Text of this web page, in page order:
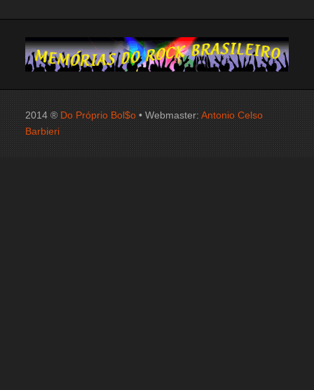
2014 ® Do Próprio Bol$o • Webmaster:Antonio Celso
Barbieri